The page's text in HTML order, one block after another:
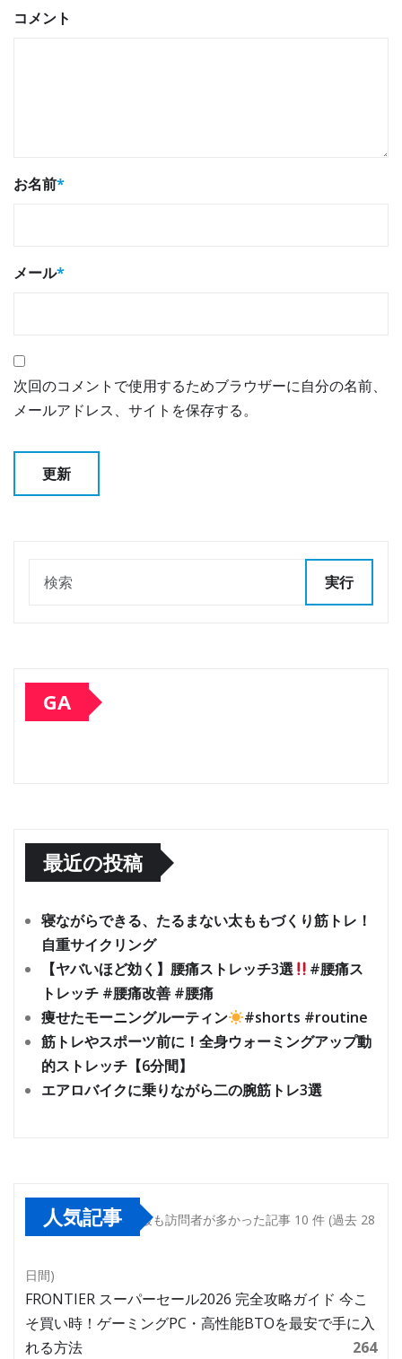
コメント
お名前*
メール*
次回のコメントで使用するためブラウザーに自分の名前、
メールアドレス、サイトを保存する。
実行
GA
最近の投稿
寝ながらできる、たるまない太ももづくり筋トレ！
自重サイクリング
【ヤバいほど効く】腰痛ストレッチ3選
#腰痛ス
トレッチ #腰痛改善 #腰痛
痩せたモーニングルーティン
#shorts #routine
筋トレやスポーツ前に！全身ウォーミングアップ動
的ストレッチ【6分間】
エアロバイクに乗りながら二の腕筋トレ3選
人気記事 最も訪問者が多かった記事 10 件 (過去 28
日間)
FRONTIER スーパーセール2026 完全攻略ガイド 今こ
そ買い時！ゲーミングPC・高性能BTOを最安で手に入
れる方法
264